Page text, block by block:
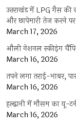
उत्तराखंड में LPG गैस की
और छापेमारी तेज करने
March 17, 2026
औली नेशनल स्कीइंग
March 16, 2026
तपने लगा तराई-भाबर,
March 16, 2026
हल्द्वानी में मौसम का यू-
March 16, 2026